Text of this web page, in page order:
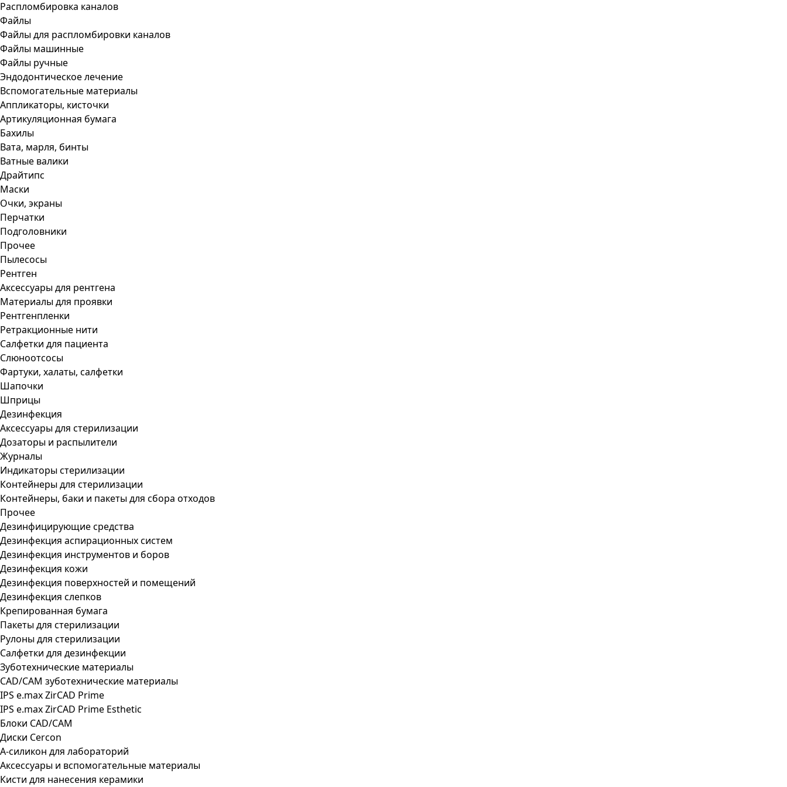
Распломбировка каналов
Файлы
Файлы для распломбировки каналов
Файлы машинные
Файлы ручные
Эндодонтическое лечение
Вспомогательные материалы
Аппликаторы, кисточки
Артикуляционная бумага
Бахилы
Вата, марля, бинты
Ватные валики
Драйтипс
Маски
Очки, экраны
Перчатки
Подголовники
Прочее
Пылесосы
Рентген
Аксессуары для рентгена
Материалы для проявки
Рентгенпленки
Ретракционные нити
Салфетки для пациента
Слюноотсосы
Фартуки, халаты, салфетки
Шапочки
Шприцы
Дезинфекция
Аксессуары для стерилизации
Дозаторы и распылители
Журналы
Индикаторы стерилизации
Контейнеры для стерилизации
Контейнеры, баки и пакеты для сбора отходов
Прочее
Дезинфицирующие средства
Дезинфекция аспирационных систем
Дезинфекция инструментов и боров
Дезинфекция кожи
Дезинфекция поверхностей и помещений
Дезинфекция слепков
Крепированная бумага
Пакеты для стерилизации
Рулоны для стерилизации
Салфетки для дезинфекции
Зуботехнические материалы
CAD/CAM зуботехнические материалы
IPS e.max ZirCAD Prime
IPS e.max ZirCAD Prime Esthetic
Блоки CAD/CAM
Диски Cercon
А-силикон для лабораторий
Аксессуары и вспомогательные материалы
Кисти для нанесения керамики